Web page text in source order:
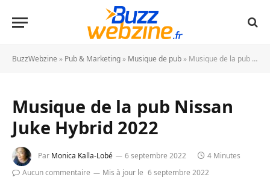
BuzzWebzine » Pub & Marketing » Musique de pub » Musique de la pub Nissan Juke Hybrid 2022
Musique de la pub Nissan
Juke Hybrid 2022
Par Monica Kalla-Lobé 6 septembre 2022
4 Minutes
Aucun commentaire
Mis à jour le 6 septembre 2022